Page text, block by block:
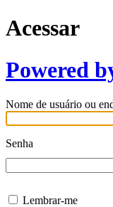
Acessar
Powered
Nome de usuário ou
Senha
Lembrar-me